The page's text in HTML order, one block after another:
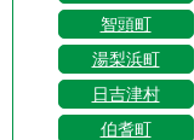
智頭町
湯梨浜町
日吉津村
伯耆町